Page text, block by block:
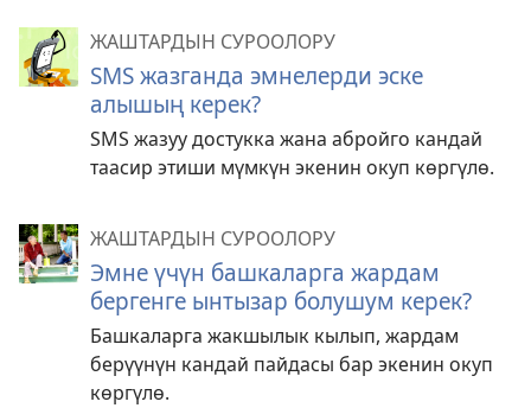
ЖАШТАРДЫН СУРООЛОРУ
SMS жазганда эмнелерди эске
алышың керек?
SMS жазуу достукка жана абройго кандай
таасир этиши мүмкүн экенин окуп көргүлө.
ЖАШТАРДЫН СУРООЛОРУ
Эмне үчүн башкаларга жардам
бергенге ынтызар болушум керек?
Башкаларга жакшылык кылып, жардам
берүүнүн кандай пайдасы бар экенин окуп
көргүлө.